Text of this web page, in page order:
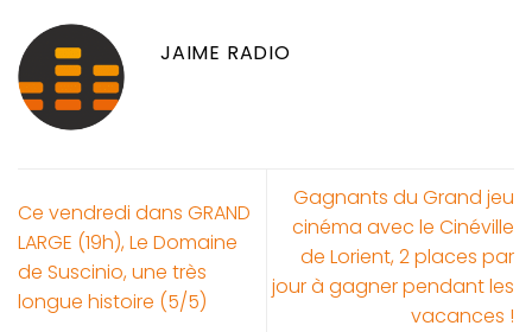
JAIME RADIO
Ce vendredi dans GRAND
LARGE (19h), Le Domaine
de Suscinio, une très
longue histoire (5/5)
Gagnants du Grand jeu
cinéma avec le Cinéville
de Lorient, 2 places par
jour à gagner pendant les
vacances !